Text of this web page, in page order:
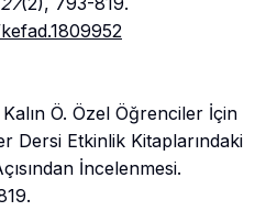
Ö. Özel Öğrenciler İçin
Dersi Etkinlik Kitaplarındaki
İncelenmesi.